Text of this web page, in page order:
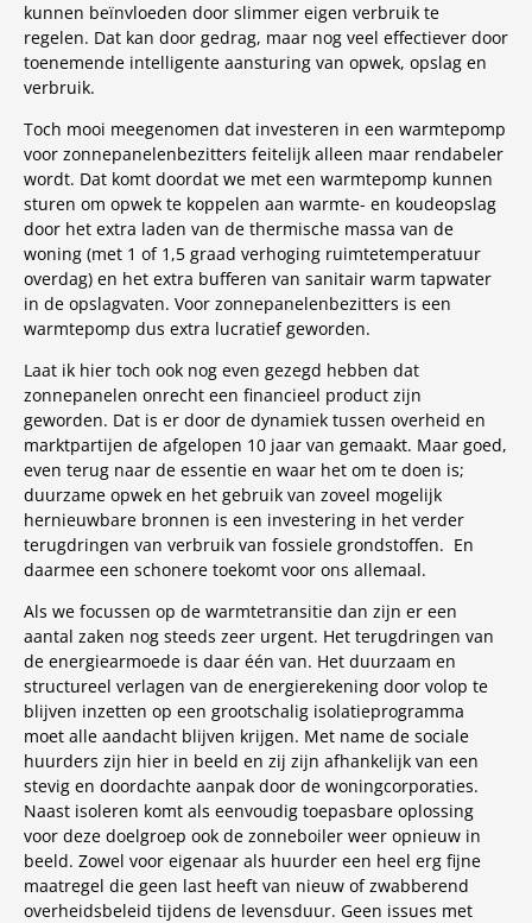
kunnen beïnvloeden door slimmer eigen verbruik te
regelen. Dat kan door gedrag, maar nog veel effectiever door
toenemende intelligente aansturing van opwek, opslag en
verbruik.
Toch mooi meegenomen dat investeren in een warmtepomp
voor zonnepanelenbezitters feitelijk alleen maar rendabeler
wordt. Dat komt doordat we met een warmtepomp kunnen
sturen om opwek te koppelen aan warmte- en koudeopslag
door het extra laden van de thermische massa van de
woning (met 1 of 1,5 graad verhoging ruimtetemperatuur
overdag) en het extra bufferen van sanitair warm tapwater
in de opslagvaten. Voor zonnepanelenbezitters is een
warmtepomp dus extra lucratief geworden.
Laat ik hier toch ook nog even gezegd hebben dat
zonnepanelen onrecht een financieel product zijn
geworden. Dat is er door de dynamiek tussen overheid en
marktpartijen de afgelopen 10 jaar van gemaakt. Maar goed,
even terug naar de essentie en waar het om te doen is;
duurzame opwek en het gebruik van zoveel mogelijk
hernieuwbare bronnen is een investering in het verder
terugdringen van verbruik van fossiele grondstoffen. En
daarmee een schonere toekomt voor ons allemaal.
Als we focussen op de warmtetransitie dan zijn er een
aantal zaken nog steeds zeer urgent. Het terugdringen van
de energiearmoede is daar één van. Het duurzaam en
structureel verlagen van de energierekening door volop te
blijven inzetten op een grootschalig isolatieprogramma
moet alle aandacht blijven krijgen. Met name de sociale
huurders zijn hier in beeld en zij zijn afhankelijk van een
stevig en doordachte aanpak door de woningcorporaties.
Naast isoleren komt als eenvoudig toepasbare oplossing
voor deze doelgroep ook de zonneboiler weer opnieuw in
beeld. Zowel voor eigenaar als huurder een heel erg fijne
maatregel die geen last heeft van nieuw of zwabberend
overheidsbeleid tijdens de levensduur. Geen issues met